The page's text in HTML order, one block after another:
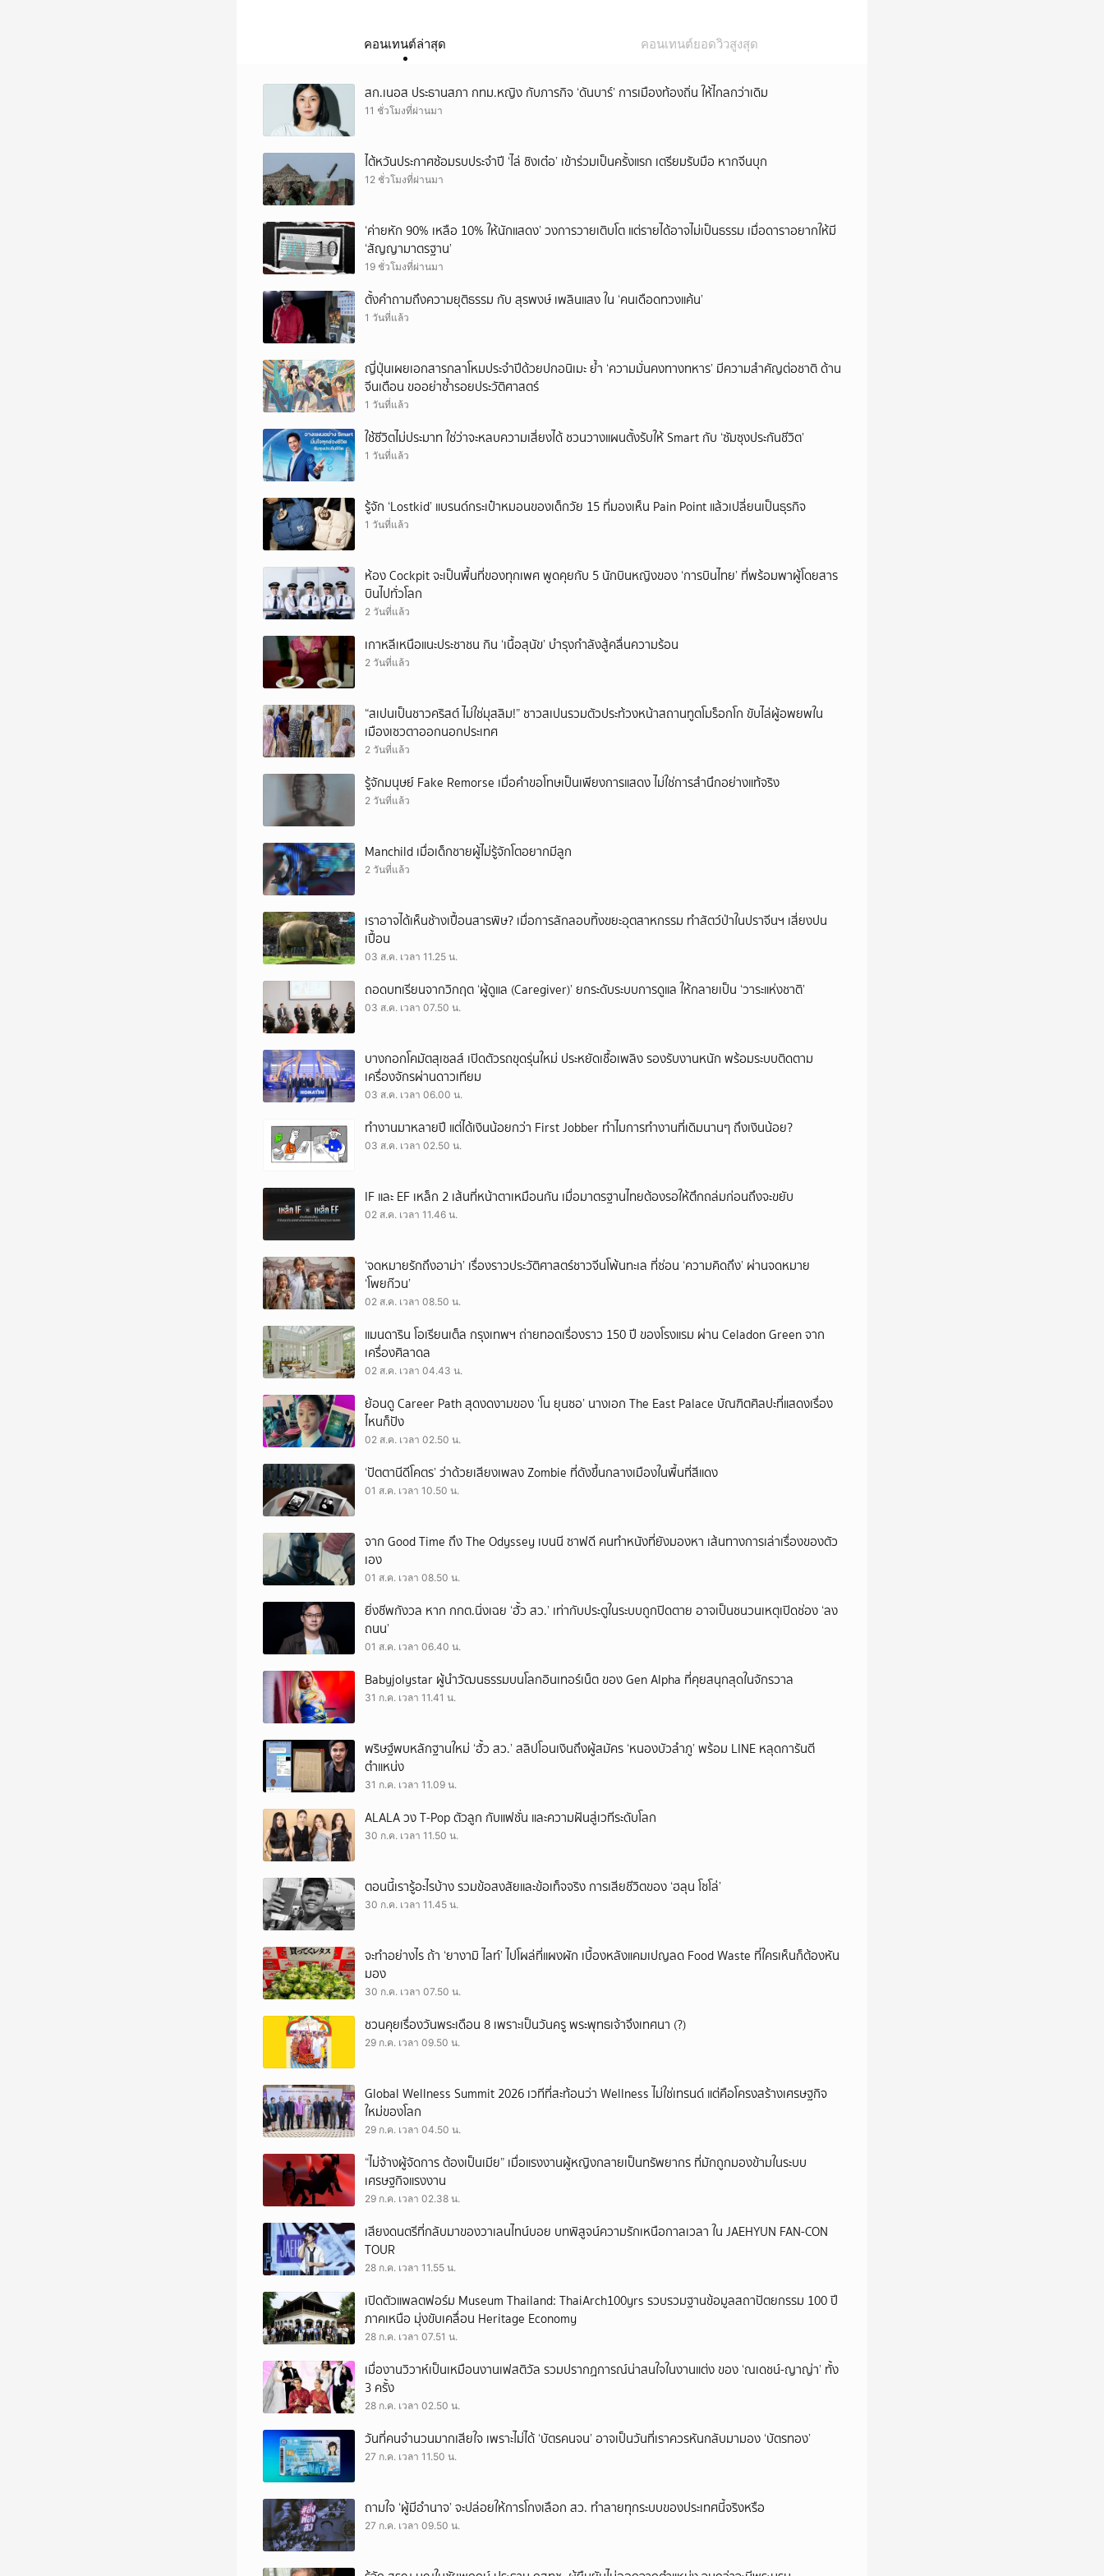
คอนเทนต์ล่าสุด คอนเทนต์ยอดวิวสูงสุด
สก.เนอส ประธานสภา กทม.หญิง กับภารกิจ ‘ดันบาร์’ การเมืองท้องถิ่น ให้ไกลกว่าเดิม
11 ชั่วโมงที่ผ่านมา
ไต้หวันประกาศซ้อมรบประจำปี ‘ไล่ ชิงเต๋อ’ เข้าร่วมเป็นครั้งแรก เตรียมรับมือ หากจีนบุก
12 ชั่วโมงที่ผ่านมา
‘ค่ายหัก 90% เหลือ 10% ให้นักแสดง’ วงการวายเติบโต แต่รายได้อาจไม่เป็นธรรม เมื่อดาราอยากให้มี
‘สัญญามาตรฐาน’
19 ชั่วโมงที่ผ่านมา
ตั้งคำถามถึงความยุติธรรม กับ สุรพงษ์ เพลินแสง ใน ‘คนเดือดทวงแค้น’
1 วันที่แล้ว
ญี่ปุ่นเผยเอกสารกลาโหมประจำปีด้วยปกอนิเมะ ย้ำ ‘ความมั่นคงทางทหาร’ มีความสำคัญต่อชาติ ด้าน
จีนเตือน ขออย่าซ้ำรอยประวัติศาสตร์
1 วันที่แล้ว
ใช้ชีวิตไม่ประมาท ใช่ว่าจะหลบความเสี่ยงได้ ชวนวางแผนตั้งรับให้ Smart กับ ‘ซัมซุงประกันชีวิต’
1 วันที่แล้ว
รู้จัก ‘Lostkid’ แบรนด์กระเป๋าหมอนของเด็กวัย 15 ที่มองเห็น Pain Point แล้วเปลี่ยนเป็นธุรกิจ
1 วันที่แล้ว
ห้อง Cockpit จะเป็นพื้นที่ของทุกเพศ พูดคุยกับ 5 นักบินหญิงของ ‘การบินไทย’ ที่พร้อมพาผู้โดยสาร
บินไปทั่วโลก
2 วันที่แล้ว
เกาหลีเหนือแนะประชาชน กิน ‘เนื้อสุนัข’ บำรุงกำลังสู้คลื่นความร้อน
2 วันที่แล้ว
“สเปนเป็นชาวคริสต์ ไม่ใช่มุสลิม!” ชาวสเปนรวมตัวประท้วงหน้าสถานทูตโมร็อกโก ขับไล่ผู้อพยพใน
เมืองเซวตาออกนอกประเทศ
2 วันที่แล้ว
รู้จักมนุษย์ Fake Remorse เมื่อคำขอโทษเป็นเพียงการแสดง ไม่ใช่การสำนึกอย่างแท้จริง
2 วันที่แล้ว
Manchild เมื่อเด็กชายผู้ไม่รู้จักโตอยากมีลูก
2 วันที่แล้ว
เราอาจได้เห็นช้างเปื้อนสารพิษ? เมื่อการลักลอบทิ้งขยะอุตสาหกรรม ทำสัตว์ป่าในปราจีนฯ เสี่ยงปน
เปื้อน
03 ส.ค. เวลา 11.25 น.
ถอดบทเรียนจากวิกฤต ‘ผู้ดูแล (Caregiver)’ ยกระดับระบบการดูแล ให้กลายเป็น ‘วาระแห่งชาติ’
03 ส.ค. เวลา 07.50 น.
บางกอกโคมัตสุเซลส์ เปิดตัวรถขุดรุ่นใหม่ ประหยัดเชื้อเพลิง รองรับงานหนัก พร้อมระบบติดตาม
เครื่องจักรผ่านดาวเทียม
03 ส.ค. เวลา 06.00 น.
ทำงานมาหลายปี แต่ได้เงินน้อยกว่า First Jobber ทำไมการทำงานที่เดิมนานๆ ถึงเงินน้อย?
03 ส.ค. เวลา 02.50 น.
IF และ EF เหล็ก 2 เส้นที่หน้าตาเหมือนกัน เมื่อมาตรฐานไทยต้องรอให้ตึกถล่มก่อนถึงจะขยับ
02 ส.ค. เวลา 11.46 น.
‘จดหมายรักถึงอาม่า’ เรื่องราวประวัติศาสตร์ชาวจีนโพ้นทะเล ที่ซ่อน ‘ความคิดถึง’ ผ่านจดหมาย
‘โพยก๊วน’
02 ส.ค. เวลา 08.50 น.
แมนดาริน โอเรียนเต็ล กรุงเทพฯ ถ่ายทอดเรื่องราว 150 ปี ของโรงแรม ผ่าน Celadon Green จาก
เครื่องศิลาดล
02 ส.ค. เวลา 04.43 น.
ย้อนดู Career Path สุดงดงามของ ‘โน ยุนซอ’ นางเอก The East Palace บัณฑิตศิลปะที่แสดงเรื่อง
ไหนก็ปัง
02 ส.ค. เวลา 02.50 น.
‘ปัตตานีดีโคตร’ ว่าด้วยเสียงเพลง Zombie ที่ดังขึ้นกลางเมืองในพื้นที่สีแดง
01 ส.ค. เวลา 10.50 น.
จาก Good Time ถึง The Odyssey เบนนี ซาฟดี คนทำหนังที่ยังมองหา เส้นทางการเล่าเรื่องของตัว
เอง
01 ส.ค. เวลา 08.50 น.
ยิ่งชีพกังวล หาก กกต.นิ่งเฉย ‘ฮั้ว สว.’ เท่ากับประตูในระบบถูกปิดตาย อาจเป็นชนวนเหตุเปิดช่อง ‘ลง
ถนน’
01 ส.ค. เวลา 06.40 น.
Babyjolystar ผู้นำวัฒนธรรมบนโลกอินเทอร์เน็ต ของ Gen Alpha ที่คุยสนุกสุดในจักรวาล
31 ก.ค. เวลา 11.41 น.
พริษฐ์พบหลักฐานใหม่ ‘ฮั้ว สว.’ สลิปโอนเงินถึงผู้สมัคร ‘หนองบัวลำภู’ พร้อม LINE หลุดการันตี
ตำแหน่ง
31 ก.ค. เวลา 11.09 น.
ALALA วง T-Pop ตัวลูก กับแฟชั่น และความฝันสู่เวทีระดับโลก
30 ก.ค. เวลา 11.50 น.
ตอนนี้เรารู้อะไรบ้าง รวมข้อสงสัยและข้อเท็จจริง การเสียชีวิตของ ‘ฮลุน โซโล่’
30 ก.ค. เวลา 11.45 น.
จะทำอย่างไร ถ้า ‘ยางามิ ไลท์’ ไปโผล่ที่แผงผัก เบื้องหลังแคมเปญลด Food Waste ที่ใครเห็นก็ต้องหัน
มอง
30 ก.ค. เวลา 07.50 น.
ชวนคุยเรื่องวันพระเดือน 8 เพราะเป็นวันครู พระพุทธเจ้าจึงเทศนา (?)
29 ก.ค. เวลา 09.50 น.
Global Wellness Summit 2026 เวทีที่สะท้อนว่า Wellness ไม่ใช่เทรนด์ แต่คือโครงสร้างเศรษฐกิจ
ใหม่ของโลก
29 ก.ค. เวลา 04.50 น.
“ไม่จ้างผู้จัดการ ต้องเป็นเมีย” เมื่อแรงงานผู้หญิงกลายเป็นทรัพยากร ที่มักถูกมองข้ามในระบบ
เศรษฐกิจแรงงาน
29 ก.ค. เวลา 02.38 น.
เสียงดนตรีที่กลับมาของวาเลนไทน์บอย บทพิสูจน์ความรักเหนือกาลเวลา ใน JAEHYUN FAN-CON
TOUR
28 ก.ค. เวลา 11.55 น.
เปิดตัวแพลตฟอร์ม Museum Thailand: ThaiArch100yrs รวบรวมฐานข้อมูลสถาปัตยกรรม 100 ปี
ภาคเหนือ มุ่งขับเคลื่อน Heritage Economy
28 ก.ค. เวลา 07.51 น.
เมื่องานวิวาห์เป็นเหมือนงานเฟสติวัล รวมปรากฏการณ์น่าสนใจในงานแต่ง ของ ‘ณเดชน์-ญาญ่า’ ทั้ง
3 ครั้ง
28 ก.ค. เวลา 02.50 น.
วันที่คนจำนวนมากเสียใจ เพราะไม่ได้ ‘บัตรคนจน’ อาจเป็นวันที่เราควรหันกลับมามอง ‘บัตรทอง’
27 ก.ค. เวลา 11.50 น.
ถามใจ ‘ผู้มีอำนาจ’ จะปล่อยให้การโกงเลือก สว. ทำลายทุกระบบของประเทศนี้จริงหรือ
27 ก.ค. เวลา 09.50 น.